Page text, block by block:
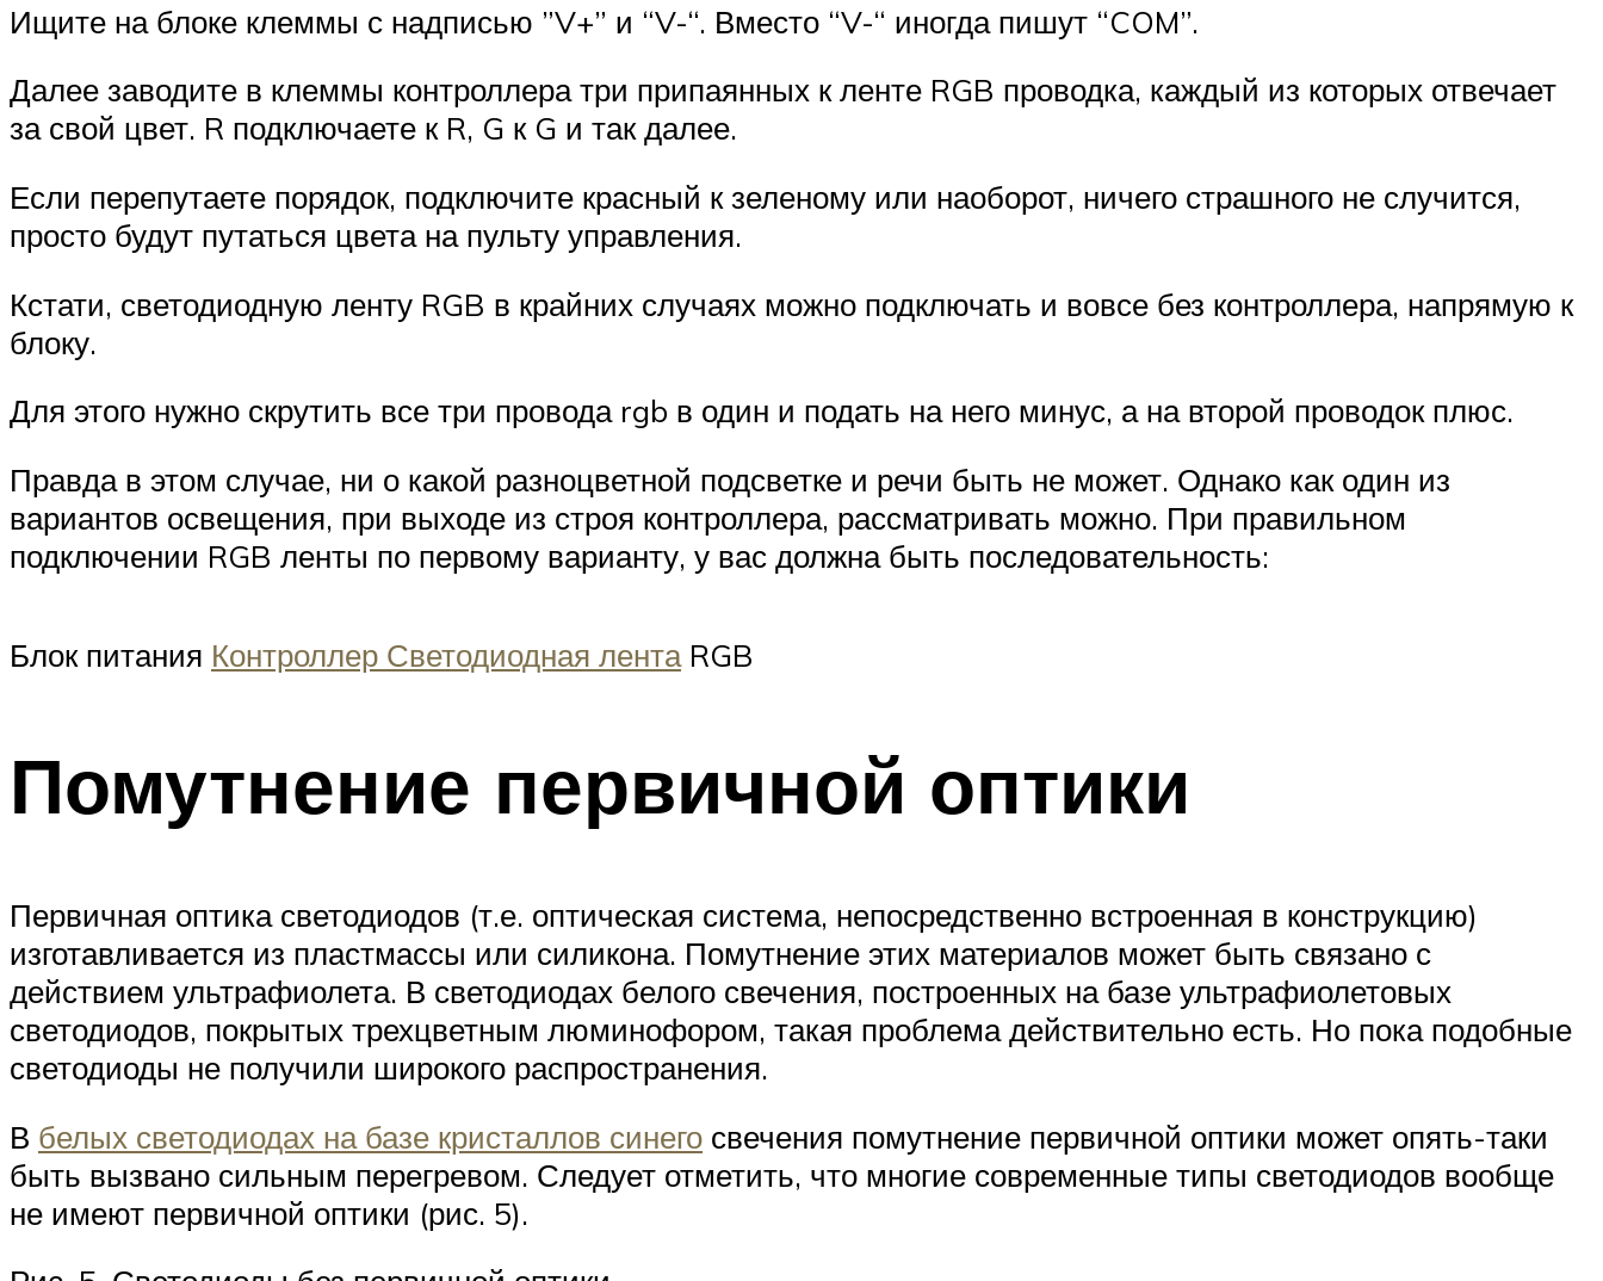
Ищите на блоке клеммы с надписью ”V+” и “V-“. Вместо “V-“ иногда пишут “COM”.
Далее заводите в клеммы контроллера три припаянных к ленте RGB проводка, каждый из которых отвечает
за свой цвет. R подключаете к R, G к G и так далее.
Если перепутаете порядок, подключите красный к зеленому или наоборот, ничего страшного не случится,
просто будут путаться цвета на пульту управления.
Кстати, светодиодную ленту RGB в крайних случаях можно подключать и вовсе без контроллера, напрямую к
блоку.
Для этого нужно скрутить все три провода rgb в один и подать на него минус, а на второй проводок плюс.
Правда в этом случае, ни о какой разноцветной подсветке и речи быть не может. Однако как один из
вариантов освещения, при выходе из строя контроллера, рассматривать можно. При правильном
подключении RGB ленты по первому варианту, у вас должна быть последовательность:
Блок питания Контроллер Светодиодная лентаRGB
Помутнение первичной оптики
Первичная оптика светодиодов (т.е. оптическая система, непосредственно встроенная в конструкцию)
изготавливается из пластмассы или силикона. Помутнение этих материалов может быть связано с
действием ультрафиолета. В светодиодах белого свечения, построенных на базе ультрафиолетовых
светодиодов, покрытых трехцветным люминофором, такая проблема действительно есть. Но пока подобные
светодиоды не получили широкого распространения.
В белых светодиодах на базе кристаллов синего свечения помутнение первичной оптики может опять-таки
быть вызвано сильным перегревом. Следует отметить, что многие современные типы светодиодов вообще
не имеют первичной оптики (рис. 5).